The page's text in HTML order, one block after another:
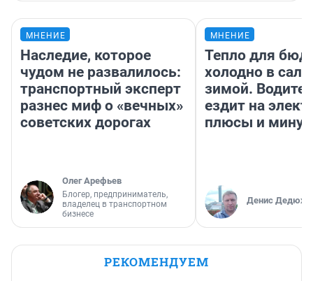
МНЕНИЕ
Наследие, которое
чудом не развалилось:
транспортный эксперт
разнес миф о «вечных»
советских дорогах
Олег Арефьев
Блогер, предприниматель,
владелец в транспортном
бизнесе
МНЕНИЕ
Тепло для
холодно в
зимой.
ездит на
плюсы и
Денис
РЕКОМЕНДУЕМ